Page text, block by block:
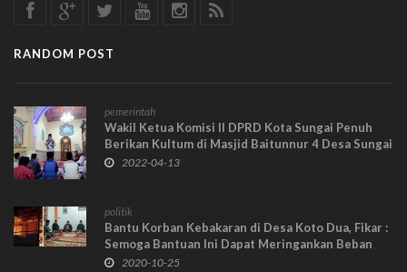
RANDOM POST
pemerintah
Wakil Ketua Komisi II DPRD Kota Sungai Penuh
Berikan Kultum di Masjid Baitunnur 4 Desa Sungai
Liuk2022-04-13
politik
Bantu Korban Kebakaran di Desa Koto Dua, Fikar :
Semoga Bantuan Ini Dapat Meringankan Beban
2020-10-25